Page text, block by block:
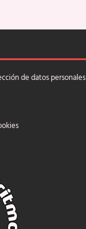
de datos personales